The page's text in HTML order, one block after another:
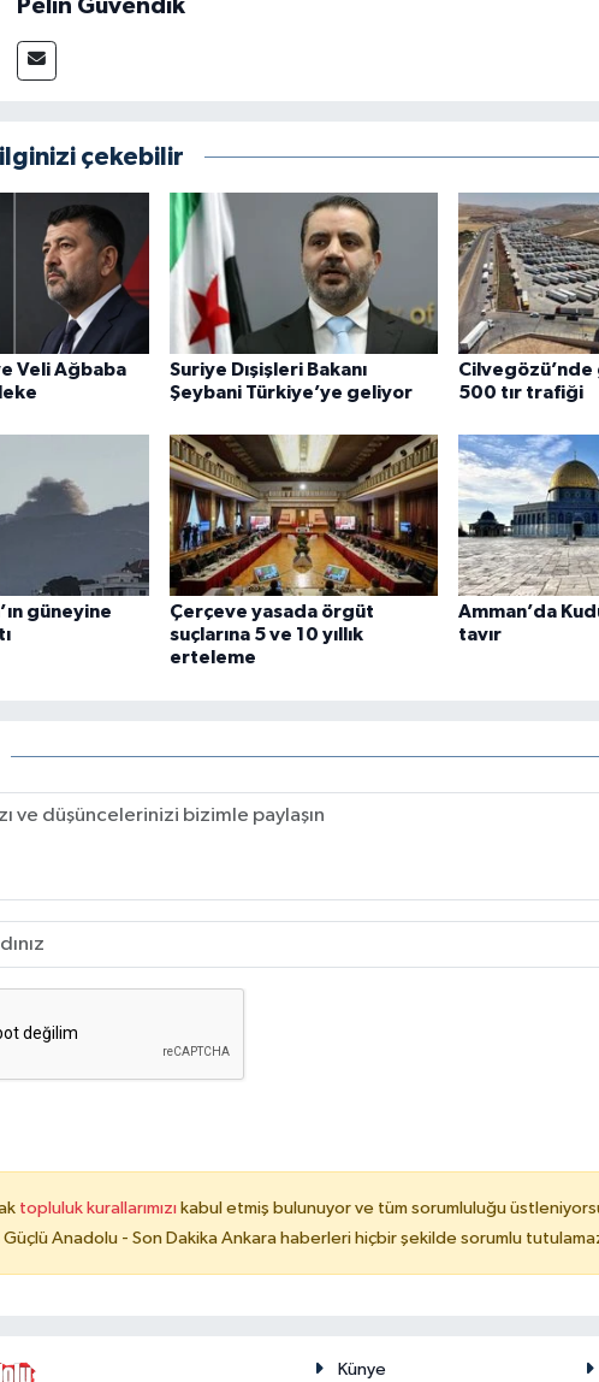
Pelin Güvendik
çekebilir
Veli Ağbaba
Suriye Dışişleri Bakanı
Şeybani Türkiye’ye geliyor
Cilvegözü’nde
500 tır trafiği
güneyine
Çerçeve yasada örgüt
suçlarına 5 ve 10 yıllık
erteleme
Amman’da
tavır
topluluk kurallarımızı kabul etmiş bulunuyor ve tüm sorumluluğu
Anadolu - Son Dakika Ankara haberleri hiçbir şekilde sorumlu
Künye